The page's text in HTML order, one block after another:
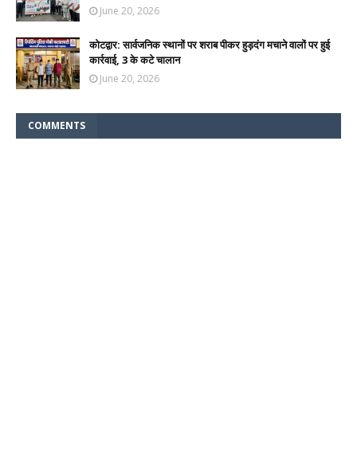
June 20, 2026
कोटद्वार: सार्वजनिक स्थानों पर शराब पीकर हुड़दंग मचाने वालों पर हुई
कार्रवाई, 3 के कटे चालान
June 20, 2026
COMMENTS